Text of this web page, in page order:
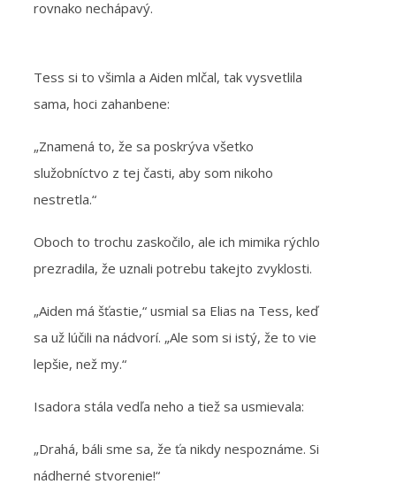
rovnako nechápavý.
Tess si to všimla a Aiden mlčal, tak vysvetlila
sama, hoci zahanbene:
„Znamená to, že sa poskrýva všetko
služobníctvo z tej časti, aby som nikoho
nestretla.“
Oboch to trochu zaskočilo, ale ich mimika rýchlo
prezradila, že uznali potrebu takejto zvyklosti.
„Aiden má šťastie,“ usmial sa Elias na Tess, keď
sa už lúčili na nádvorí. „Ale som si istý, že to vie
lepšie, než my.“
Isadora stála vedľa neho a tiež sa usmievala:
„Drahá, báli sme sa, že ťa nikdy nespoznáme. Si
nádherné stvorenie!“